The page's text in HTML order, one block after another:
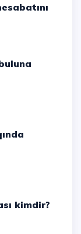
kimdir?